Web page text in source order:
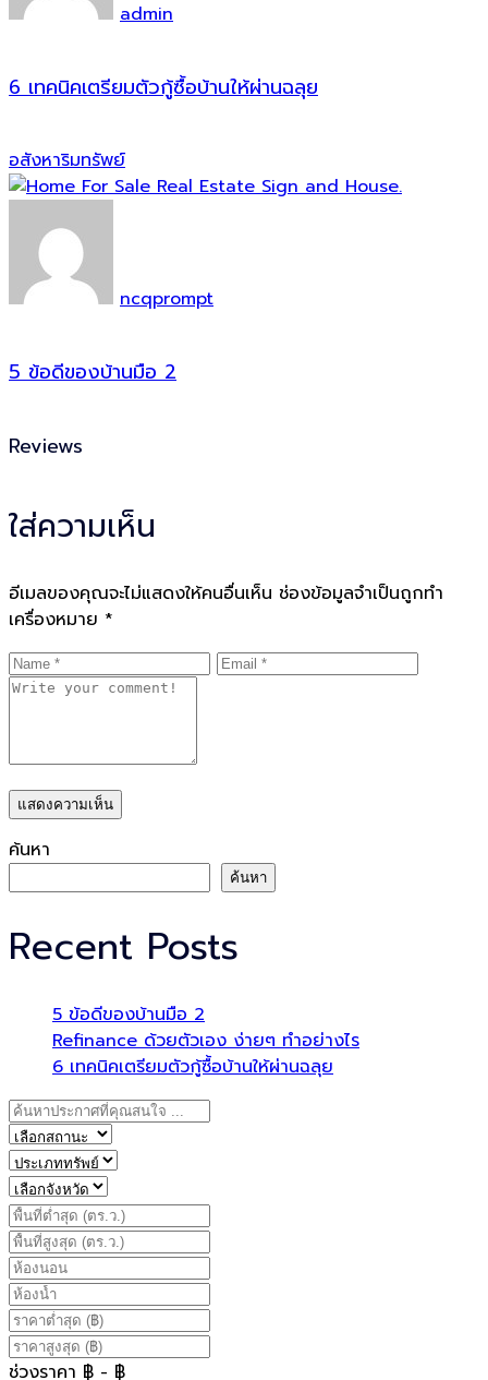
admin
6 เทคนิคเตรียมตัวกู้ซื้อบ้านให้ผ่านฉลุย
อสังหาริมทรัพย์
ncqprompt
5 ข้อดีของบ้านมือ 2
Reviews
ใส่ความเห็น
อีเมลของคุณจะไม่แสดงให้คนอื่นเห็น ช่องข้อมูลจำเป็นถูกทำ
เครื่องหมาย *
ค้นหา
ค้นหา
Recent Posts
5 ข้อดีของบ้านมือ 2
Refinance ด้วยตัวเอง ง่ายๆ ทำอย่างไร
6 เทคนิคเตรียมตัวกู้ซื้อบ้านให้ผ่านฉลุย
ช่วงราคา ฿ - ฿